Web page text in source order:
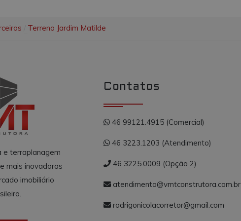
Terreno Jardim Matilde
e terraplanagem
mais inovadoras
imobiliário
Contatos
46 99121.4915 (Comercial)
46 3223.1203 (Atendimento)
46 3225.0009 (Opção 2)
atendimento@vmtconstrutora.com.br
rodrigonicolacorretor@gmail.com